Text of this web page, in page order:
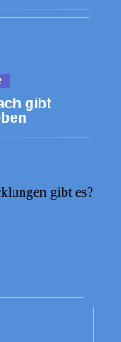
gibt
gibt es?